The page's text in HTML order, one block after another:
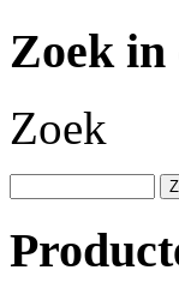
Zoek in
Zoek